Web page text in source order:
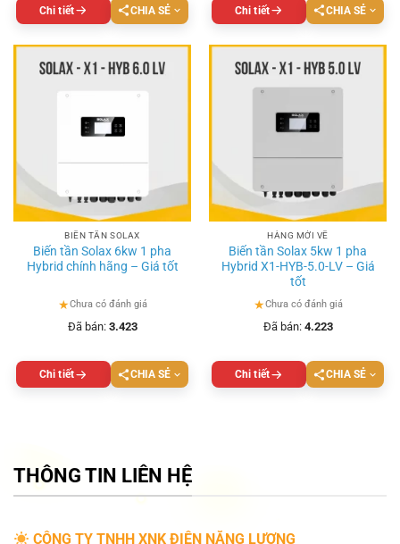
Chi tiết CHIA SẺ Chi tiết CHIA SẺ
BIẾN TẦN SOLAX
Biến tần Solax 6kw 1 pha
Hybrid chính hãng – Giá tốt
★Chưa có đánh giá
Đã bán: 3.423
Chi tiết CHIA SẺ
HÀNG MỚI VỀ
Biến tần Solax 5kw 1 pha
Hybrid X1-HYB-5.0-LV – Giá
tốt
★Chưa có đánh giá
Đã bán: 4.223
Chi tiết CHIA SẺ
THÔNG TIN LIÊN HỆ
CÔNG TY TNHH XNK ĐIỆN NĂNG LƯỢNG